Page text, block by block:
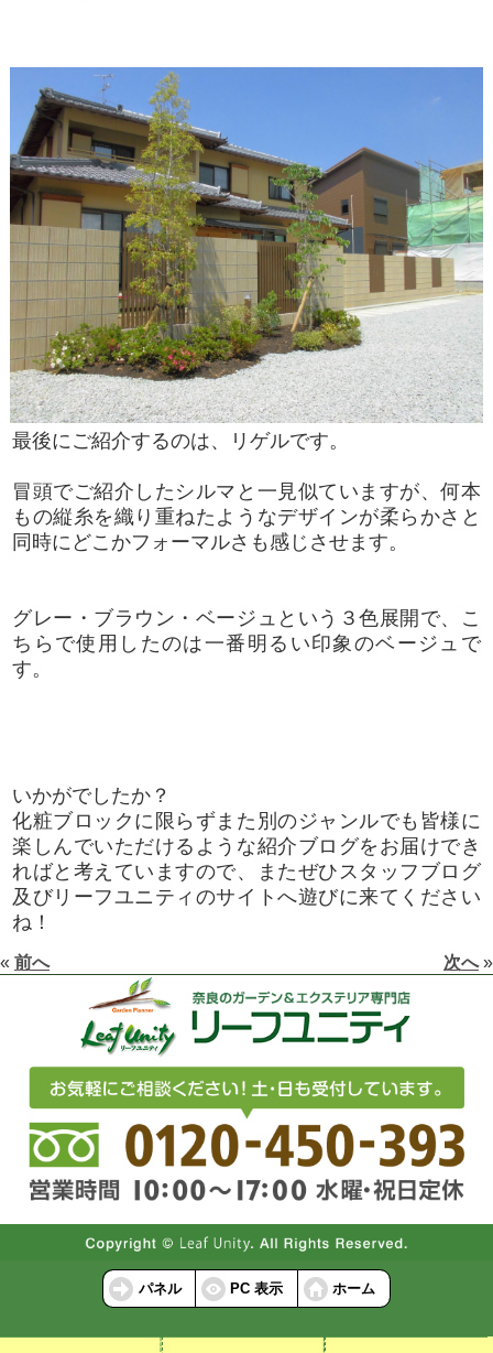
最後にご紹介するのは、リゲルです。
冒頭でご紹介したシルマと一見似ていますが、何本
もの縦糸を織り重ねたようなデザインが柔らかさと
同時にどこかフォーマルさも感じさせます。
グレー・ブラウン・ベージュという３色展開で、こ
ちらで使用したのは一番明るい印象のベージュで
す。
いかがでしたか？
化粧ブロックに限らずまた別のジャンルでも皆様に
楽しんでいただけるような紹介ブログをお届けでき
ればと考えていますので、またぜひスタッフブログ
及びリーフユニティのサイトへ遊びに来てください
ね！
« 前へ 次へ»
パネル PC 表示 ホーム